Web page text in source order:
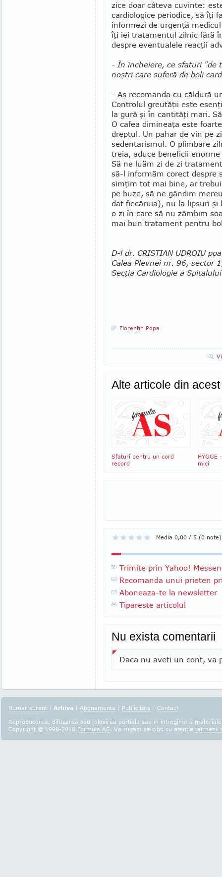
zice doar câteva cuvinte:
cardiologice periodice, să îţi
informezi de urgenţă
îţi iei tratamen­tul zilnic fără
despre eventualele reacţii
- În încheiere, ce sfaturi "de
noştri care suferă de boli
- Aş recomanda cu căldură
Controlul greutăţii este
la gură şi în can­tităţi mari.
O cafea dimineaţa este
dreptul. Un pahar de vin pe
sedentaris­mul. O plimbare
treia, aduce beneficii
Să ne luăm zi de zi
să-l informăm corect despre
simţim tot mai bine, ar
pe buze, să ne gândim
dat fiecăruia), nu la lipsuri şi
o zi în care să nu zâmbim
mai bun tratament pentru
D-l dr. CRISTIAN UDROIU
Calea Plevnei nr. 96, sector
Secţia Cardiologie a
Florentin Popa
Alte articole din
Sfaturi pentru un cord
record
HYGGE
mici
Media 0,00 / 5 (0 note)
Trimite prin Yahoo!
Recomanda unui prieten
Aboneaza-te la newsletter
Tipareste articolul
Nu exista comentarii
Daca nu aveti un cont, va
Numar curent | Arhiva | Abonamente | Publicitate | Contact
Reproducerea, difuzarea sau folosirea partiala sau in intregime a
Copyright © 1998-2018 Formula AS. Va rugam sa cititi cu atentie termenii